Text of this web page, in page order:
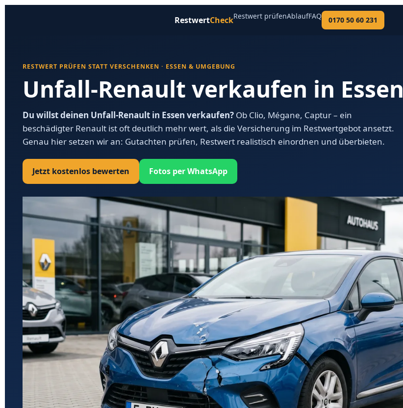
RestwertCheckRestwert prüfenAblaufFAQ 0170 50 60 231
RESTWERT PRÜFEN STATT VERSCHENKEN · ESSEN & UMGEBUNG
Unfall-Renault verkaufen in Essen
Du willst deinen Unfall-Renault in Essen verkaufen? Ob Clio, Mégane, Captur – ein
beschädigter Renault ist oft deutlich mehr wert, als die Versicherung im Restwertgebot ansetzt.
Genau hier setzen wir an: Gutachten prüfen, Restwert realistisch einordnen und überbieten.
Jetzt kostenlos bewerten Fotos per WhatsApp